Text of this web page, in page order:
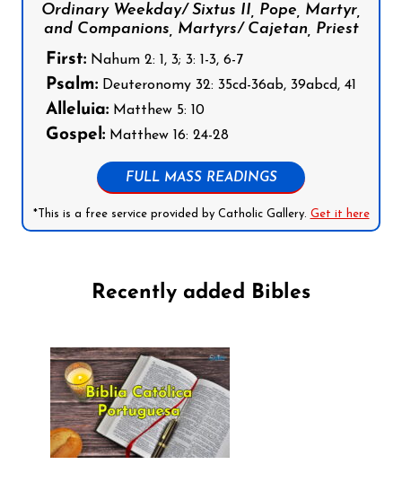
Ordinary Weekday/ Sixtus II, Pope, Martyr,
and Companions, Martyrs/ Cajetan, Priest
First: Nahum 2: 1, 3; 3: 1-3, 6-7
Psalm: Deuteronomy 32: 35cd-36ab, 39abcd, 41
Alleluia: Matthew 5: 10
Gospel: Matthew 16: 24-28
FULL MASS READINGS
*This is a free service provided by Catholic Gallery. Get it here
Recently added Bibles